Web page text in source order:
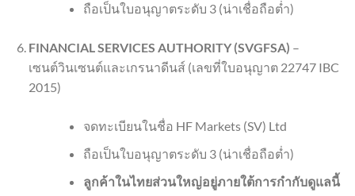
ถือเป็นใบอนุญาตระดับ 3 (น่าเชื่อถือต่ำ)
FINANCIAL SERVICES AUTHORITY (SVGFSA) –
เซนต์วินเซนต์และเกรนาดีนส์ (เลขที่ใบอนุญาต 22747 IBC
2015)
จดทะเบียนในชื่อ HF Markets (SV) Ltd
ถือเป็นใบอนุญาตระดับ 3 (น่าเชื่อถือต่ำ)
ลูกค้าในไทยส่วนใหญ่อยู่ภายใต้การกำกับดูแลนี้